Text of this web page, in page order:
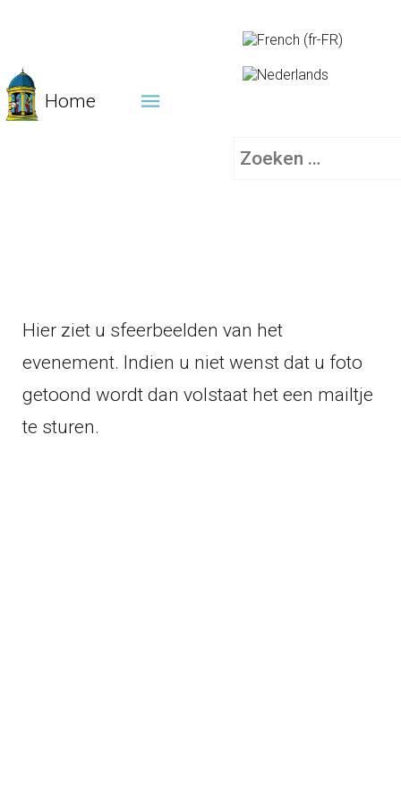
Home
Zoeken
Hier ziet u sfeerbeelden van het
evenement. Indien u niet wenst dat u foto
getoond wordt dan volstaat het een mailtje
te sturen.